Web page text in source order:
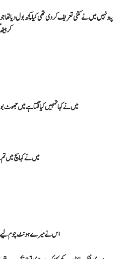
پتہ نہیں میں نے کتنی تعریف کر دی تھی کیا کچھ بول دیا
کر
میں نے کہا تمہیں کیالگتا ہے میں جھوٹ
میں نے کہا سچ میں
اس نے میرے ہونٹ چوم لیے اور